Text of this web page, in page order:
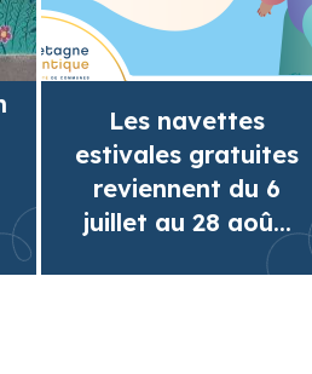
Les navettes
estivales gratuites
reviennent du 6
juillet au 28 aoû...